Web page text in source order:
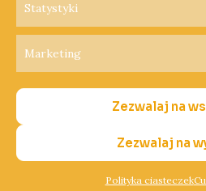
Statystyki
Marketing
Zezwalaj na
Zezwalaj na
Polityka ciasteczek
Polityka